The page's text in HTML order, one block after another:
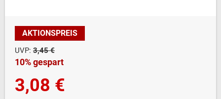
AKTIONSPREIS
UVP: 3,45 €
10% gespart
3,08 €